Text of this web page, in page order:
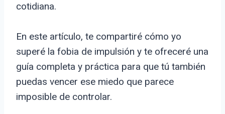
cotidiana.
En este artículo, te compartiré cómo yo
superé la fobia de impulsión y te ofreceré una
guía completa y práctica para que tú también
puedas vencer ese miedo que parece
imposible de controlar.